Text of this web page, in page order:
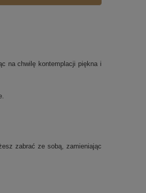
na chwilę kontemplacji piękna i
zabrać ze sobą, zamieniając